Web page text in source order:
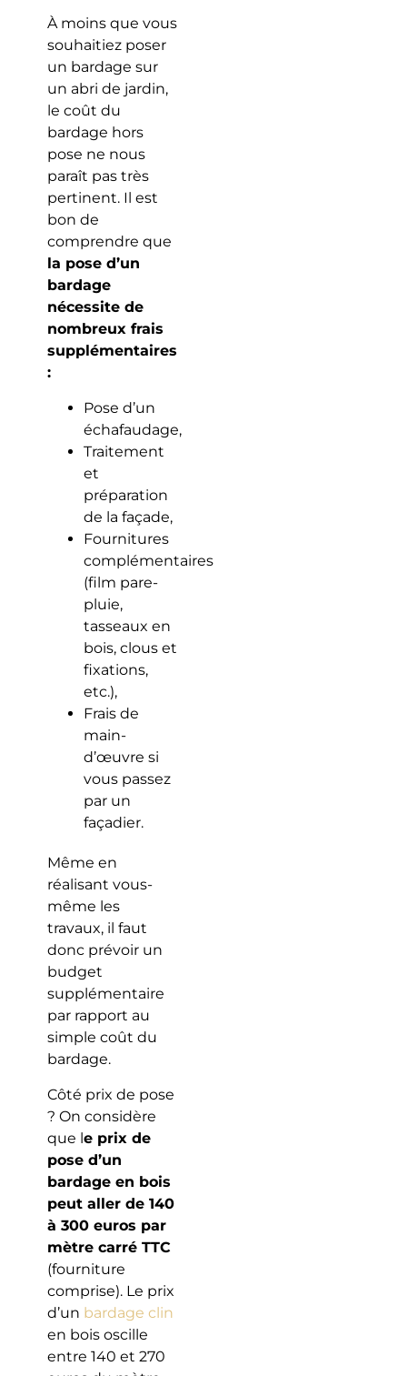
À moins que vous
souhaitiez poser
un bardage sur
un abri de jardin,
le coût du
bardage hors
pose ne nous
paraît pas très
pertinent. Il est
bon de
comprendre que
la pose d’un
bardage
nécessite de
nombreux frais
supplémentaires
:
Pose d’un
échafaudage,
Traitement
et
préparation
de la façade,
Fournitures
complémentaires
(film pare-
pluie,
tasseaux en
bois, clous et
fixations,
etc.),
Frais de
main-
d’œuvre si
vous passez
par un
façadier.
Même en
réalisant vous-
même les
travaux, il faut
donc prévoir un
budget
supplémentaire
par rapport au
simple coût du
bardage.
Côté prix de pose
? On considère
que le prix de
pose d’un
bardage en bois
peut aller de 140
à 300 euros par
mètre carré TTC
(fourniture
comprise). Le prix
d’un bardage clin
en bois oscille
entre 140 et 270